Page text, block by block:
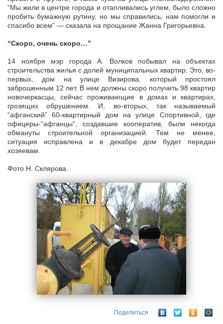
“Мы жили в центре города и отапливались углем, было сложно
пробить бумажную рутину, но мы справились, нам помогли и
спасибо всем” — сказала на прощание Жанна Григорьевна.
“Скоро, очень скоро…”
14 ноября мэр города А. Волков побывал на объектах
строительства жилья с долей муниципальных квартир. Это, во-
первых, дом на улице Визирова, который простоял
заброшенным 12 лет. В нем должны скоро получить 98 квартир
новочеркасцы, сейчас проживающие в домах и квартирах,
грозящих обрушением. И, во-вторых, так называемый
“афганский” 60-квартирный дом на улице Спортивной, где
офицеры-“афганцы”, создавшие кооператив, были некогда
обмануты строительной организацией. Тем не менее,
ситуация исправлена и в декабре дом будет передан
хозяевам.
Фото Н. Склярова.
Поделиться